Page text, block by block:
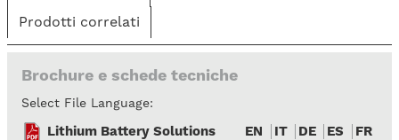
Prodotti correlati
Brochure e schede tecniche
Select File Language:
Lithium Battery Solutions EN IT DE ES
FR